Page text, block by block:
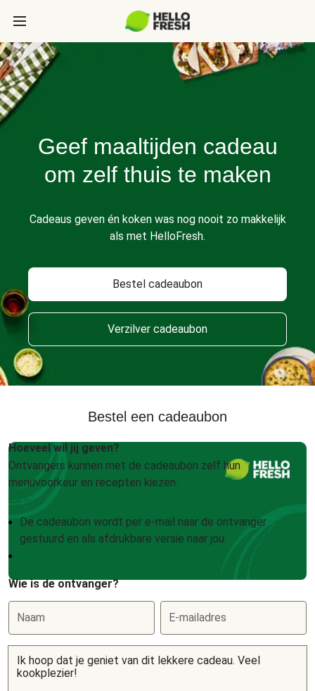
Geef maaltijden cadeau
om zelf thuis te maken
Cadeaus geven én koken was nog nooit zo makkelijk
als met HelloFresh.
Bestel cadeaubon
Verzilver cadeaubon
Bestel een cadeaubon
Hoeveel wil jij geven?
Ontvangers kunnen met de cadeaubon zelf hun
menuvoorkeur en recepten kiezen.
De cadeaubon wordt per e-mail naar de ontvanger
gestuurd en als afdrukbare versie naar jou.
Wie is de ontvanger?
Naam E-mailadres